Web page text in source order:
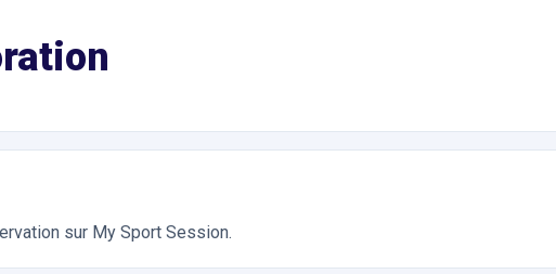
sur My Sport Session.